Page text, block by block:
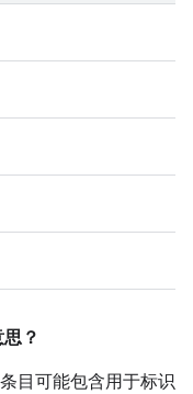
？
目可能包含用于标识